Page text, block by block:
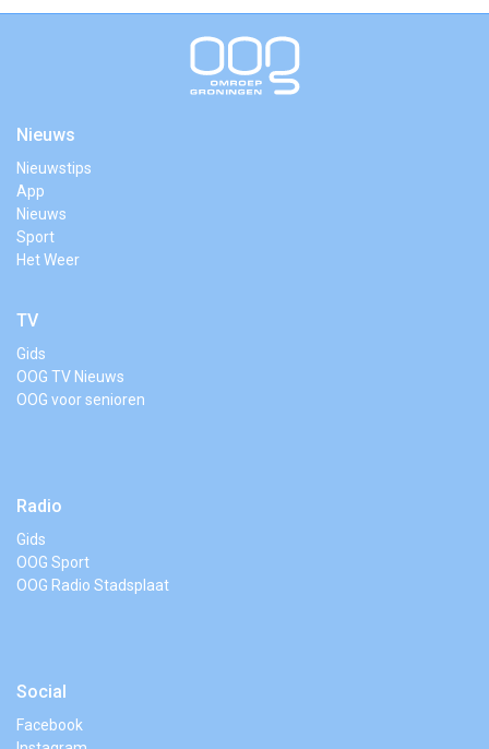
Nieuws
Nieuwstips
App
Nieuws
Sport
Het Weer
TV
Gids
OOG TV Nieuws
OOG voor senioren
Radio
Gids
OOG Sport
OOG Radio Stadsplaat
Social
Facebook